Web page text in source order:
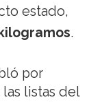
estado,
.
por
listas del